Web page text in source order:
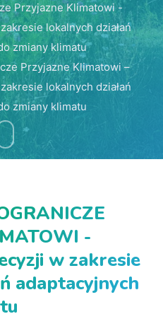
Przyjazne Klimatowi -
lokalnych działań
zmiany klimatu
Przyjazne Klimatowi –
lokalnych działań
zmiany klimatu
-
w zakresie
adaptacyjnych